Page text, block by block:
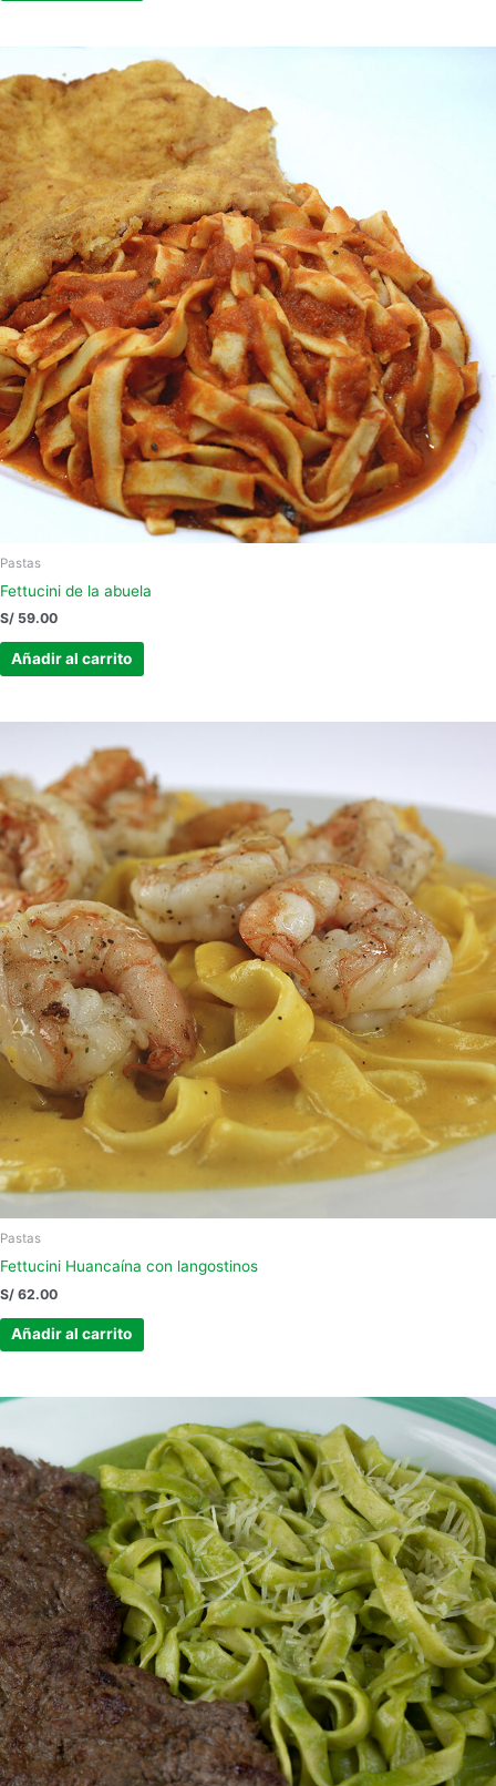
Pastas
Fettucini de la abuela
S/ 59.00
Añadir al carrito
Pastas
Fettucini Huancaína con langostinos
S/ 62.00
Añadir al carrito